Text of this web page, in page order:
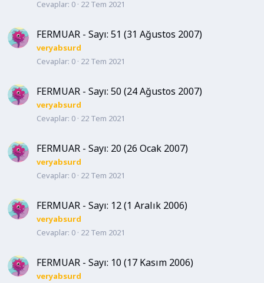
Cevaplar 0 22 Tem 2021
FERMUAR - Sayı: 51 (31 Ağustos 2007)
veryabsurd
Cevaplar 0 22 Tem 2021
FERMUAR - Sayı: 50 (24 Ağustos 2007)
veryabsurd
Cevaplar 0 22 Tem 2021
FERMUAR - Sayı: 20 (26 Ocak 2007)
veryabsurd
Cevaplar 0 22 Tem 2021
FERMUAR - Sayı: 12 (1 Aralık 2006)
veryabsurd
Cevaplar 0 22 Tem 2021
FERMUAR - Sayı: 10 (17 Kasım 2006)
veryabsurd